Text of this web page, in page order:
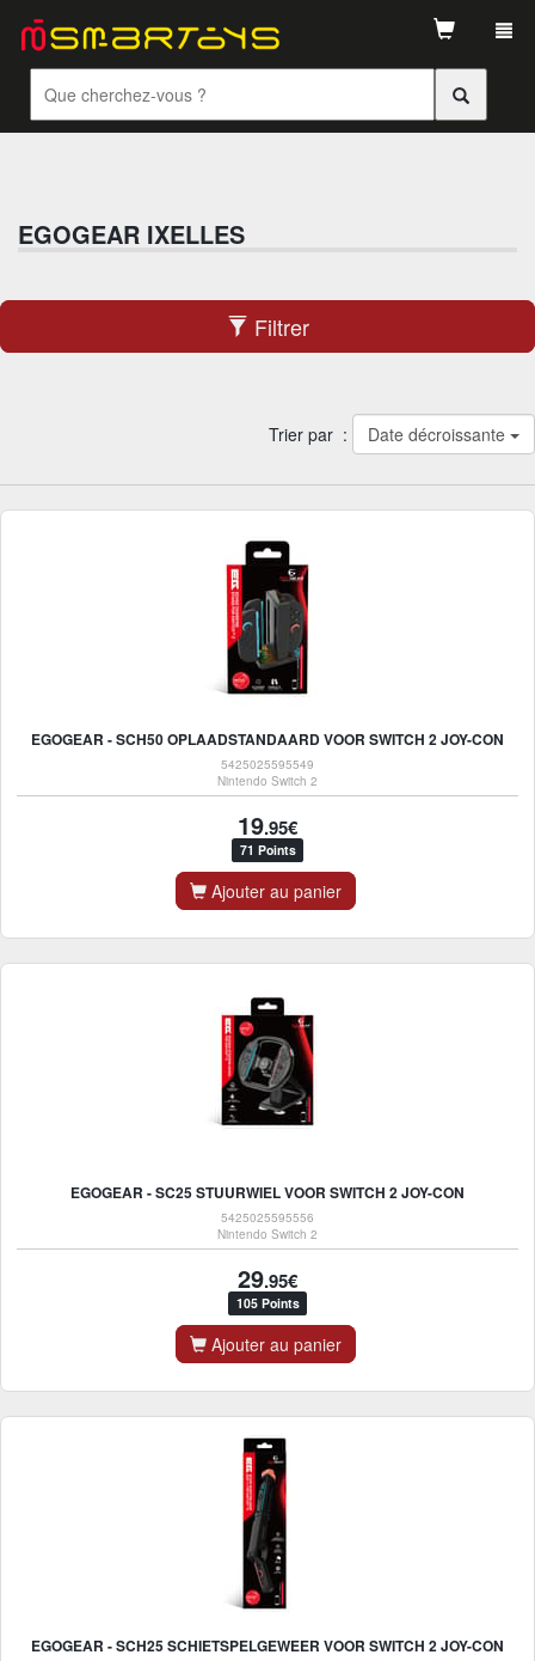
EGOGEAR IXELLES
Filtrer
Trier par : Date décroissante
EGOGEAR - SCH50 OPLAADSTANDAARD VOOR SWITCH 2 JOY-CON
5425025595549
Nintendo Switch 2
19.95€
71 Points
Ajouter au panier
EGOGEAR - SC25 STUURWIEL VOOR SWITCH 2 JOY-CON
5425025595556
Nintendo Switch 2
29.95€
105 Points
Ajouter au panier
EGOGEAR - SCH25 SCHIETSPELGEWEER VOOR SWITCH 2 JOY-CON